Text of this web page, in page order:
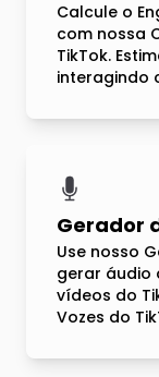
Calcule o
com nossa
TikTok.
interagindo
Gerador
Use nosso
gerar áudio
vídeos do
Vozes do